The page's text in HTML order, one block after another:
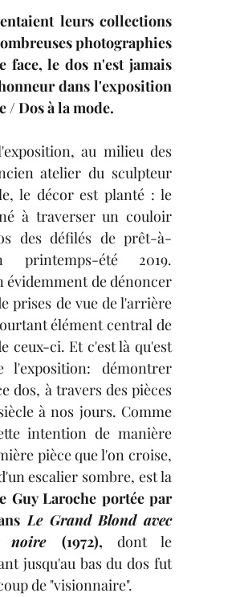
Antoine Bouchet
Margot Lecocq
leurs collections
photographies
face, le dos n'est jamais
dans l'exposition
/ Dos à la mode.
au milieu des
atelier du sculpteur
le décor est planté : le
à traverser un couloir
des défilés de prêt-à-
printemps-été 2019.
évidemment de dénoncer
prises de vue de l'arrière
élément central de
ceux-ci. Et c'est là qu'est
l'exposition: démontrer
dos, à travers des pièces
à nos jours. Comme
intention de manière
pièce que l'on croise,
Guy Laroche portée par
Le Grand Blond avec
noire (1972), dont le
jusqu'au bas du dos fut
de "visionnaire".